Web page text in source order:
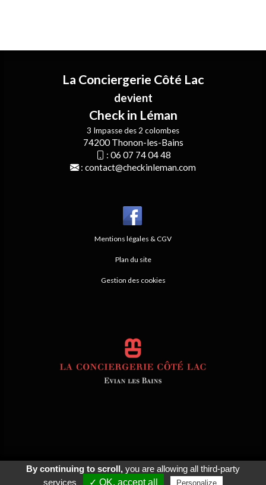
La Conciergerie Côté Lac
devient
Check in Léman
3 Impasse des 2 colombes
74200 Thonon-les-Bains
: 06 07 74 04 48
: contact@checkinleman.com
Mentions légales & CGV
Plan du site
Gestion des cookies
© 2026 Agence Web Thonon Les Bains -
Référencement Google Thonon
Clic And Go création site internet thonon clicandgo.com
By continuing to scroll,you are allowing all third-party
services
✓ OK, accept all Personalize